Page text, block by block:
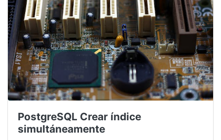
PostgreSQL Crear índice
simultáneamente